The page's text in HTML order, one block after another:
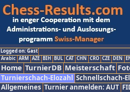
Logged on: Gast
Arabic ARM AZE BIH BUL CAT CHN CRO CZE DEN
Home TurnierDB Meisterschaft
Turnierschach-Elozahl Schnellschach-
Allgemeines Turnier anmelden: AUT